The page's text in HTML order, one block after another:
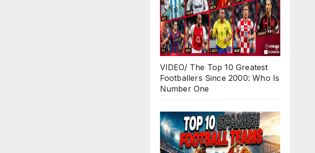
VIDEO/ The Top 10 Greatest
Footballers Since 2000: Who Is
Number One